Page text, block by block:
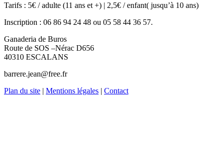
Tarifs : 5€ / adulte (11 ans et +) | 2,5€ / enfant( jusqu’à 10 ans)
Inscription : 06 86 94 24 48 ou 05 58 44 36 57.
Ganaderia de Buros
Route de SOS –Nérac D656
40310 ESCALANS
barrere.jean@free.fr
Plan du site | Mentions légales | Contact